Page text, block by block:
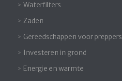
Waterfilters
Zaden
Gereedschappen voor preppers
Investeren in grond
Energie en warmte